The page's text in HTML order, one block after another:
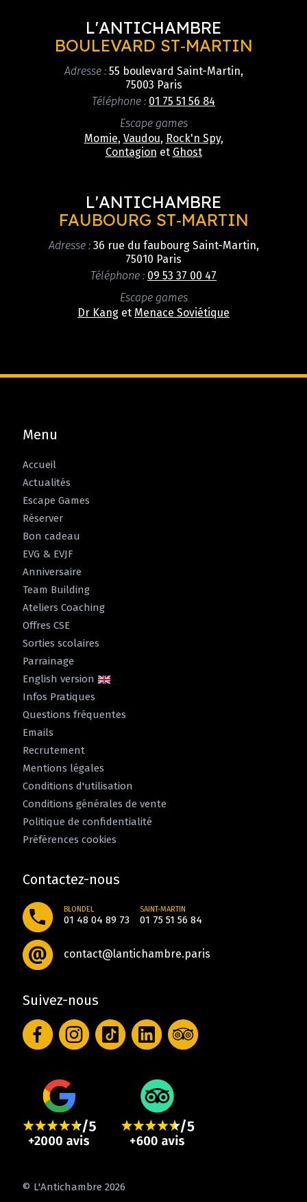
L'ANTICHAMBRE
BOULEVARD ST‑MARTIN
Adresse : 55 boulevard Saint-Martin,
75003 Paris
Téléphone : 01 75 51 56 84
Escape games
Momie, Vaudou, Rock'n Spy,
Contagion et Ghost
L'ANTICHAMBRE
FAUBOURG ST‑MARTIN
Adresse : 36 rue du faubourg Saint-Martin,
75010 Paris
Téléphone : 09 53 37 00 47
Escape games
Dr Kang et Menace Soviétique
Menu
Accueil
Actualités
Escape Games
Réserver
Bon cadeau
EVG & EVJF
Anniversaire
Team Building
Ateliers Coaching
Offres CSE
Sorties scolaires
Parrainage
English version
Infos Pratiques
Questions fréquentes
Emails
Recrutement
Mentions légales
Conditions d'utilisation
Conditions générales de vente
Politique de confidentialité
Préférences cookies
Contactez-nous
BLONDEL
01 48 04 89 73
SAINT-MARTIN
01 75 51 56 84
contact@lantichambre.paris
Suivez-nous
© L'Antichambre 2026